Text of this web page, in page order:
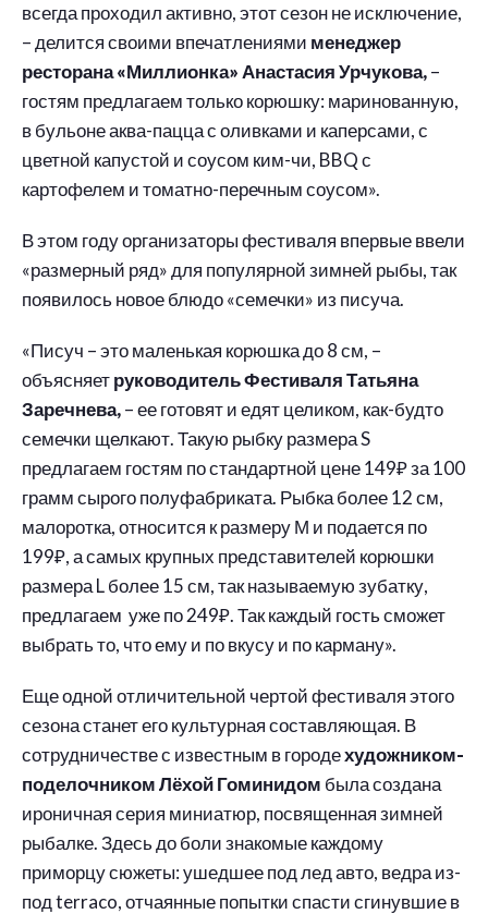
всегда проходил активно, этот сезон не исключение,
– делится своими впечатлениями менеджер
ресторана «Миллионка» Анастасия Урчукова,–
гостям предлагаем только корюшку: маринованную,
в бульоне аква-пацца с оливками и каперсами, с
цветной капустой и соусом ким-чи, BBQ с
картофелем и томатно-перечным соусом».
В этом году организаторы фестиваля впервые ввели
«размерный ряд» для популярной зимней рыбы, так
появилось новое блюдо «семечки» из писуча.
«Писуч – это маленькая корюшка до 8 см, –
объясняетруководитель Фестиваля Татьяна
Заречнева,– ее готовят и едят целиком, как-будто
семечки щелкают. Такую рыбку размера S
предлагаем гостям по стандартной цене 149₽ за 100
грамм сырого полуфабриката. Рыбка более 12 см,
малоротка, относится к размеру М и подается по
199₽, а самых крупных представителей корюшки
размера L более 15 см, так называемую зубатку,
предлагаем уже по 249₽. Так каждый гость сможет
выбрать то, что ему и по вкусу и по карману».
Еще одной отличительной чертой фестиваля этого
сезона станет его культурная составляющая. В
сотрудничестве с известным в городехудожником-
поделочником Лёхой Гоминидом была создана
ироничная серия миниатюр, посвященная зимней
рыбалке. Здесь до боли знакомые каждому
приморцу сюжеты: ушедшее под лед авто, ведра из-
под terraco, отчаянные попытки спасти сгинувшие в